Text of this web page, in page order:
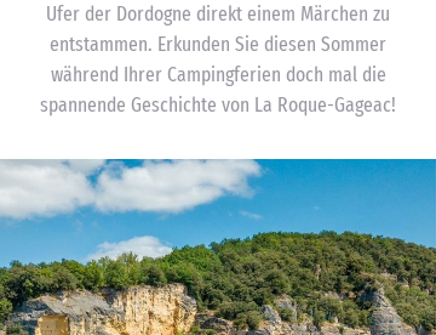
Ufer der Dordogne direkt einem Märchen zu
entstammen. Erkunden Sie diesen Sommer
während Ihrer Campingferien doch mal die
spannende Geschichte von La Roque-Gageac!